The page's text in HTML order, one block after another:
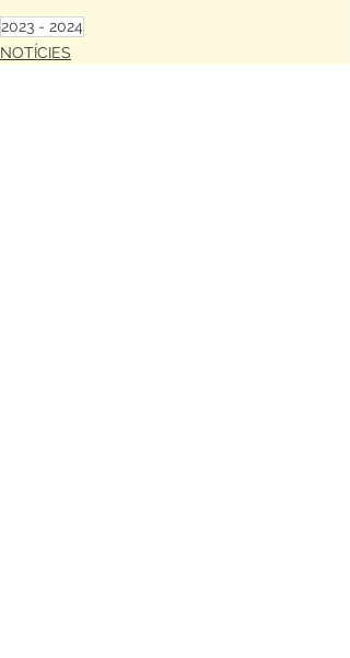
2023 - 2024
NOTÍCIES